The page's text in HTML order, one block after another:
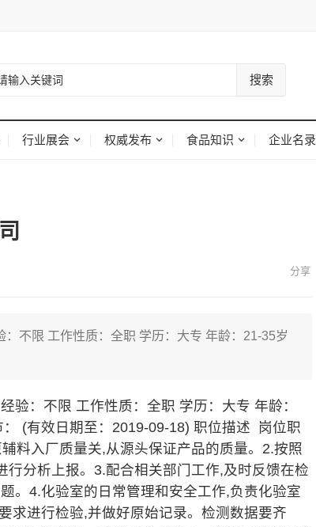
搜索
行业展会 权威发布 食品知识 企业名录
不限 工作性质：全职 学历：大专 年龄：21-35岁
经验：不限 工作性质：全职 学历：大专 年龄：
： (有效日期至：2019-09-18) 职位描述 岗位职
料入厂质量关,从源头保证产品的质量。2.按照
分析上报。3.配合相关部门工作,及时反馈在检
。4.化验室的日常管理和安全工作,负责化验室
求进行检验,并做好原始记录。检测数据要齐